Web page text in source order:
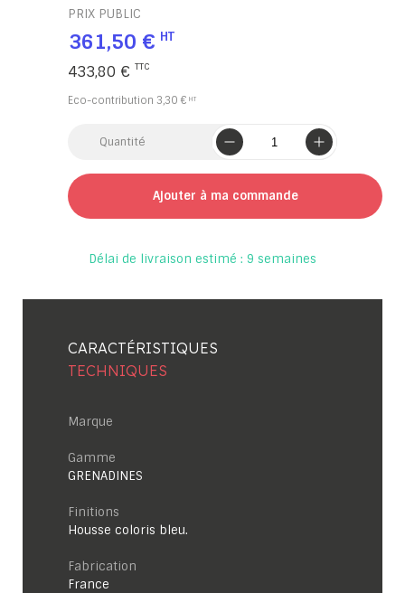
PRIX PUBLIC
361,50 €
433,80 €
Eco-contribution 3,30 €
Quantité
Ajouter à ma commande
Délai de livraison estimé : 9 semaines
CARACTÉRISTIQUES
TECHNIQUES
Marque
Gamme
GRENADINES
Finitions
Housse coloris bleu.
Fabrication
France